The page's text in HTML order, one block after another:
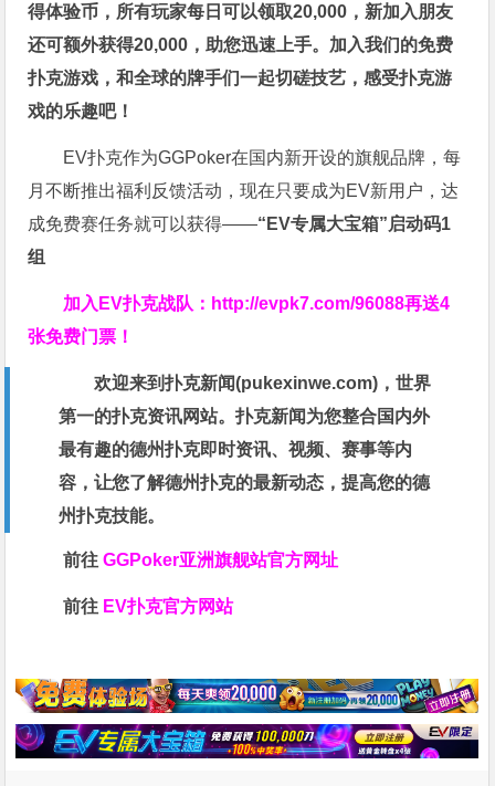
得体验币，所有玩家每日可以领取20,000，新加入朋友
还可额外获得20,000，助您迅速上手。 加入我们的免费
扑克游戏，和全球的牌手们一起切磋技艺，感受扑克游
戏的乐趣吧！
EV扑克作为GGPoker在国内新开设的旗舰品牌，每
月不断推出福利反馈活动，现在只要成为EV新用户，达
成免费赛任务就可以获得——“EV专属大宝箱”启动码1
组
加入EV扑克战队： http://evpk7.com/96088再送4
张免费门票！
欢迎来到扑克新闻(pukexinwe.com)，世界
第一的扑克资讯网站。扑克新闻为您整合国内外
最有趣的德州扑克即时资讯、视频、赛事等内
容，让您了解德州扑克的最新动态，提高您的德
州扑克技能。
前往GGPoker亚洲旗舰站官方网址
前往 EV扑克官方网站